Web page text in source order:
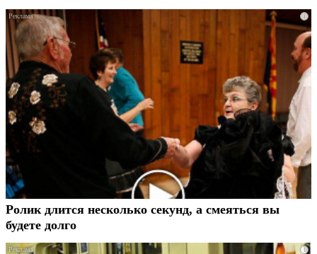
i
Ролик длится несколько секунд, а смеяться вы
будете долго
i